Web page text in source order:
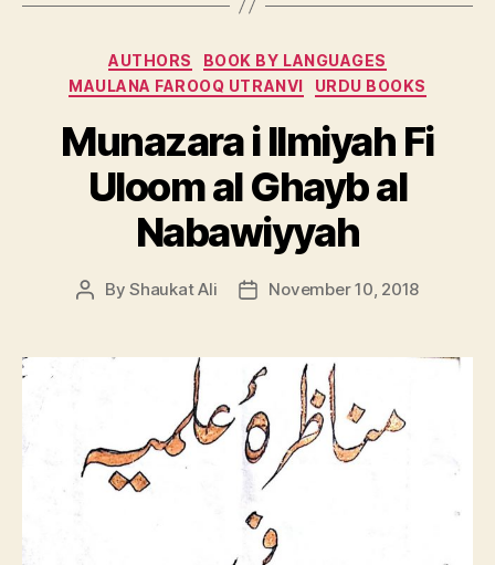
Categories
AUTHORS
BOOK BY LANGUAGES
MAULANA FAROOQ UTRANVI
URDU BOOKS
Munazara i Ilmiyah Fi
Uloom al Ghayb al
Nabawiyyah
PostByShaukat Ali
PostNovember 10, 2018